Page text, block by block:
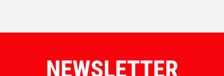
NEWSLETTER